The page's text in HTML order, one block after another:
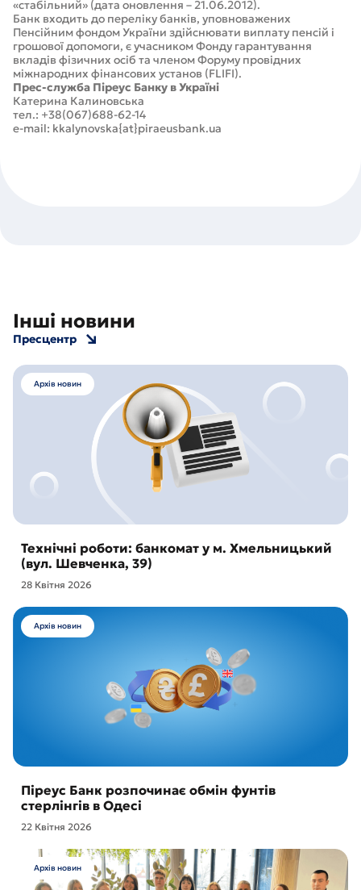
«стабільний» (дата оновлення – 21.06.2012).
Банк входить до переліку банків, уповноважених
Пенсійним фондом України здійснювати виплату пенсій і
грошової допомоги, є учасником Фонду гарантування
вкладів фізичних осіб та членом Форуму провідних
міжнародних фінансових установ (FLIFI).
Прес-служба Піреус Банку в Україні
Катерина Калиновська
тел.: +38(067)688-62-14
e-mail: kkalynovska{at}piraeusbank.ua
Інші новини
Пресцентр
Архів новин
Технічні роботи: банкомат у м. Хмельницький
(вул. Шевченка, 39)
28 Квітня 2026
Архів новин
Піреус Банк розпочинає обмін фунтів
стерлінгів в Одесі
22 Квітня 2026
Архів новин